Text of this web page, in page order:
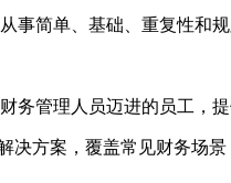
事简单、基础、重复性和
务管理人员迈进的员工，
决方案，覆盖常见财务场